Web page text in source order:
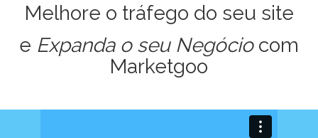
Melhore o tráfego do seu site
e Expanda o seu Negóciocom
Marketgoo